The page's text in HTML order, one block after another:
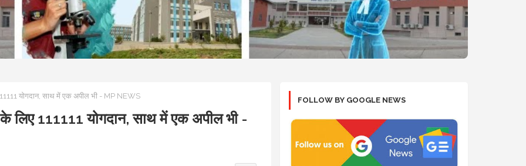
योगदान, साथ में एक अपील भी - MP NEWS
के लिए 111111 योगदान, साथ में एक अपील भी -
FOLLOW BY GOOGLE NEWS